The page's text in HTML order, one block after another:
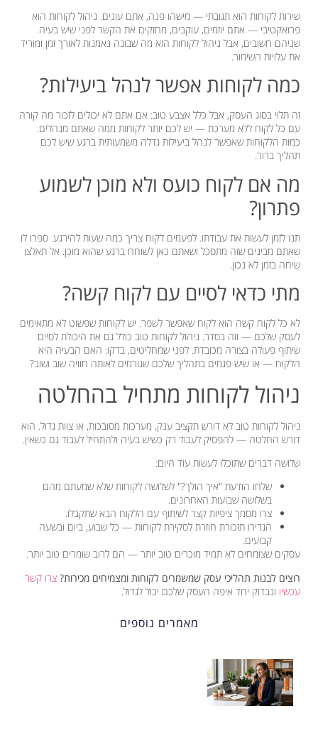
שירות לקוחות הוא תגובתי — מישהו פנה, אתם עונים. ניהול לקוחות הוא
פרואקטיבי — אתם יוזמים, עוקבים, מחזקים את הקשר לפני שיש בעיה.
שניהם חשובים, אבל ניהול לקוחות הוא מה שבונה נאמנות לאורך זמן ומוריד
את עלויות השימור.
כמה לקוחות אפשר לנהל ביעילות?
זה תלוי בסוג העסק, אבל כלל אצבע טוב: אם אתם לא יכולים לזכור מה קורה
עם כל לקוח ללא מערכת — יש לכם יותר לקוחות ממה שאתם מנהלים.
כמות הלקוחות שאפשר לנהל ביעילות גדלה משמעותית ברגע שיש לכם
תהליך ברור.
מה אם לקוח כועס ולא מוכן לשמוע
פתרון?
תנו לזמן לעשות את עבודתו. לפעמים לקוח צריך כמה שעות להירגע. ספרו לו
שאתם מבינים שזה מתסכל ושאתם כאן לשוחח ברגע שהוא מוכן. אל תאלצו
שיחה בזמן לא נכון.
מתי כדאי לסיים עם לקוח קשה?
לא כל לקוח קשה הוא לקוח שאפשר לשפר. יש לקוחות שפשוט לא מתאימים
לעסק שלכם — וזה בסדר. ניהול לקוחות טוב כולל גם את היכולת לסיים
שיתוף פעולה בצורה מכובדת. לפני שמחליטים, בדקו: האם הבעיה היא
הלקוח — או שיש פגמים בתהליך שלכם שגורמים לאותה חוויה שוב ושוב?
ניהול לקוחות מתחיל בהחלטה
ניהול לקוחות טוב לא דורש תקציב ענק, מערכות מסובכות, או צוות גדול. הוא
דורש החלטה — להפסיק לעבוד רק כשיש בעיה ולהתחיל לעבוד גם כשאין.
שלושה דברים שתוכלו לעשות עוד היום:
שלחו הודעת "איך הולך?" לשלושה לקוחות שלא שמעתם מהם
בשלושה שבועות האחרונים.
צרו מסמך ציפיות קצר לשיתוף עם הלקוח הבא שתקבלו.
הגדירו תזכורת חוזרת לסקירת לקוחות — כל שבוע, ביום ובשעה
קבועים.
עסקים שצומחים לא תמיד מוכרים טוב יותר — הם לרוב שומרים טוב יותר.
רוצים לבנות תהליכי עסק שמשמרים לקוחות ומצמיחים מכירות? צרו קשר
עכשיוונבדוק יחד איפה העסק שלכם יכול לגדול.
מאמרים נוספים